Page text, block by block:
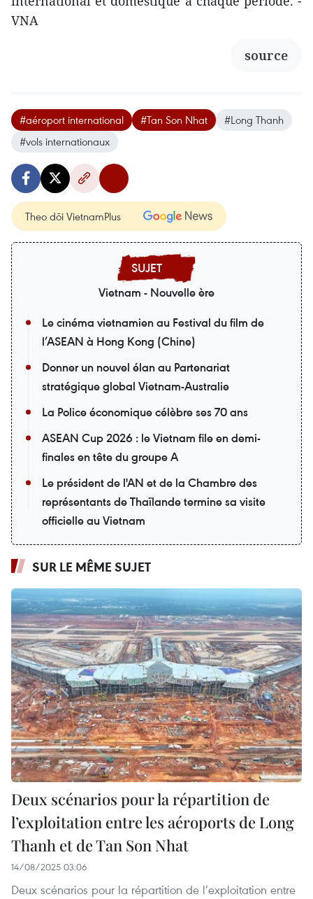
VNA
source
#aéroport international #Tan Son Nhat
#Long Thanh
#vols internationaux
Theo dõi VietnamPlus
Vietnam - Nouvelle ère
Le cinéma vietnamien au Festival du film de
l’ASEAN à Hong Kong (Chine)
Donner un nouvel élan au Partenariat
stratégique global Vietnam-Australie
La Police économique célèbre ses 70 ans
ASEAN Cup 2026 : le Vietnam file en demi-
finales en tête du groupe A
Le président de l'AN et de la Chambre des
représentants de Thaïlande termine sa visite
officielle au Vietnam
SUR LE MÊME SUJET
Deux scénarios pour la répartition de
l’exploitation entre les aéroports de Long
Thanh et de Tan Son Nhat
14/08/2025 03:06
Deux scénarios pour la répartition de l’exploitation entre